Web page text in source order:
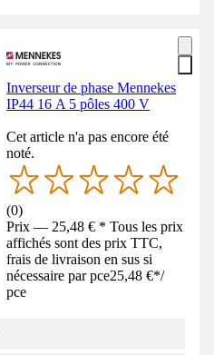
Inverseur de phase Mennekes
IP44 16 A 5 pôles 400 V
Cet article n'a pas encore été
noté.
(0)
Prix — 25,48 € * Tous les prix
affichés sont des prix TTC,
frais de livraison en sus si
nécessaire par pce25,48 €*/
pce